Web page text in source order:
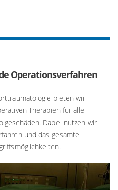
Operationsverfahren
bieten wir
Therapien für alle
Dabei nutzen wir
und das gesamte